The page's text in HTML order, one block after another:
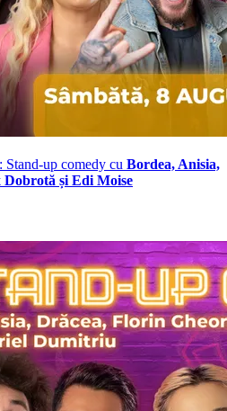
Stand-up comedy cu Bordea, Anisia,
și Edi Moise